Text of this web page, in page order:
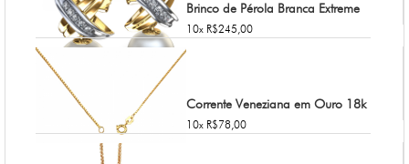
Brinco de Pérola Branca Extreme
10x R$245,00
Corrente Veneziana em Ouro 18k
10x R$78,00